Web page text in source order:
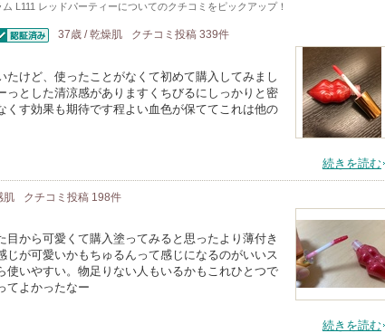
L111 レッドパーティーについてのクチコミをピックアップ！
37歳 / 乾燥肌 クチコミ投稿 339件
たけど、使ったことがなくて初めて購入してみまし
っとした清涼感がありますくちびるにしっかりと密
くす効果も期待です程よい血色が保ててこれは他の
続きを読む
肌 クチコミ投稿 198件
から可愛くて購入塗ってみると思ったより薄付き
じが可愛いかもちゅるんって感じになるのがいいス
使いやすい。物足りない人もいるかもこれひとつで
てよかったなー
続きを読む